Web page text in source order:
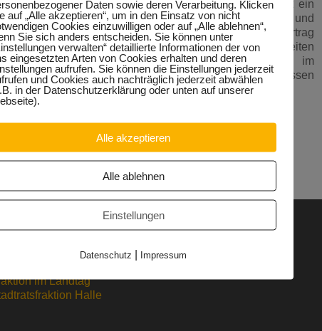
kann man streiten, aber jeder Ausbildungsabbruch ist ein
nach der Umsetzung einer verbindlichen Berufs- und
Legislaturperiode weitere im Koalitionsvertrag
Bildung angehen. Die Koordinierung der Zuständigkeiten
und die Herstellung von effizienten Strukturen im
mit Unterstützungsbedarf eine Chance haben, müssen
–
im Landtag
Halle
Landtag Sachsen-Anhalt
Daten sowie deren Verarbeitung. Klicken
auf „Alle akzeptieren“, um in den Einsatz von nicht
Cookies einzuwilligen oder auf „Alle ablehnen“,
Sie sich anders entscheiden. Sie können unter
verwalten“ detaillierte Informationen der von
eingesetzten Arten von Cookies erhalten und deren
aufrufen. Sie können die Einstellungen jederzeit
und Cookies auch nachträglich jederzeit abwählen
in der Datenschutzerklärung oder unten auf unserer
Alle akzeptieren
Alle ablehnen
Einstellungen
Datenschutz | Impressum